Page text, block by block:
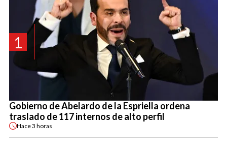
1
Gobierno de Abelardo de la Espriella ordena
traslado de 117 internos de alto perfil
Hace3 horas